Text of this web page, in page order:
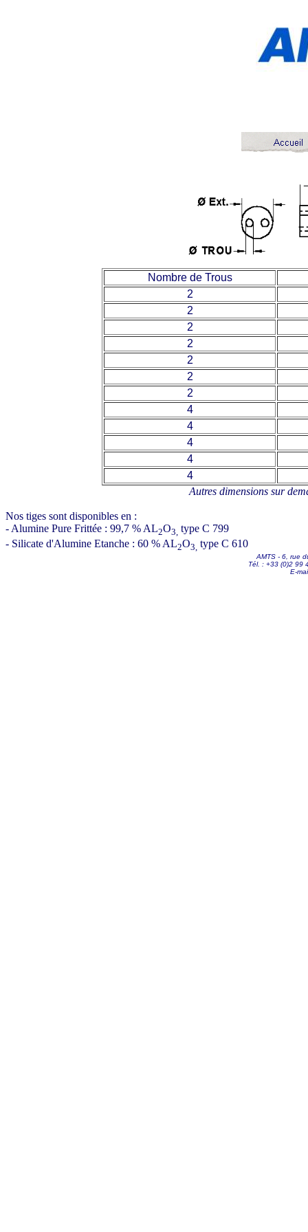
Nombre de Trous
2
2
2
2
2
2
2
4
4
4
4
4
Autres dimensions sur
Nos tiges sont disponibles en :
- Alumine Pure Frittée : 99,7 % AL2O3, type C 799
- Silicate d'Alumine Etanche : 60 % AL2O3, type C 610
AMTS - 6, rue
Tél. : +33 (0)2 99
E-